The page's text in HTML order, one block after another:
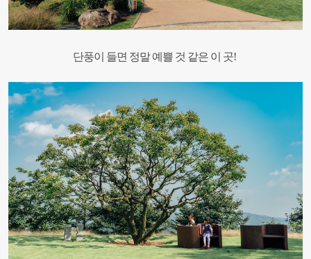
단풍이 들면 정말 예쁠 것 같은 이 곳!